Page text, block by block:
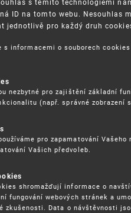
služeb - 5.8.2026
jinak (aneb když
tržištích
porušování IPR
ID na tomto webu.
jednotlivě pro každý druh
s informacemi o souborech cookies
nezbytné pro zajištění základní
(např. správné
pro zapamatování
Vašich předvoleb.
shromažďují informace o
fungování webových stránek a
zkušenosti. Data o návštěvnosti